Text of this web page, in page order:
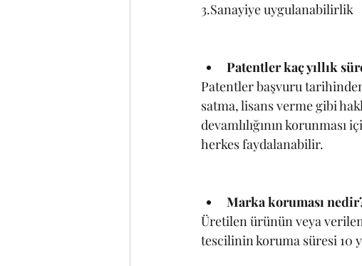
3.Sanayiye uygulanabilirlik
Patentler kaç yıllık
Patentler başvuru
satma, lisans verme gibi
devamlılığının korunması
herkes faydalanabilir.
Marka koruması
Üretilen ürünün veya
tescilinin koruma süresi 10